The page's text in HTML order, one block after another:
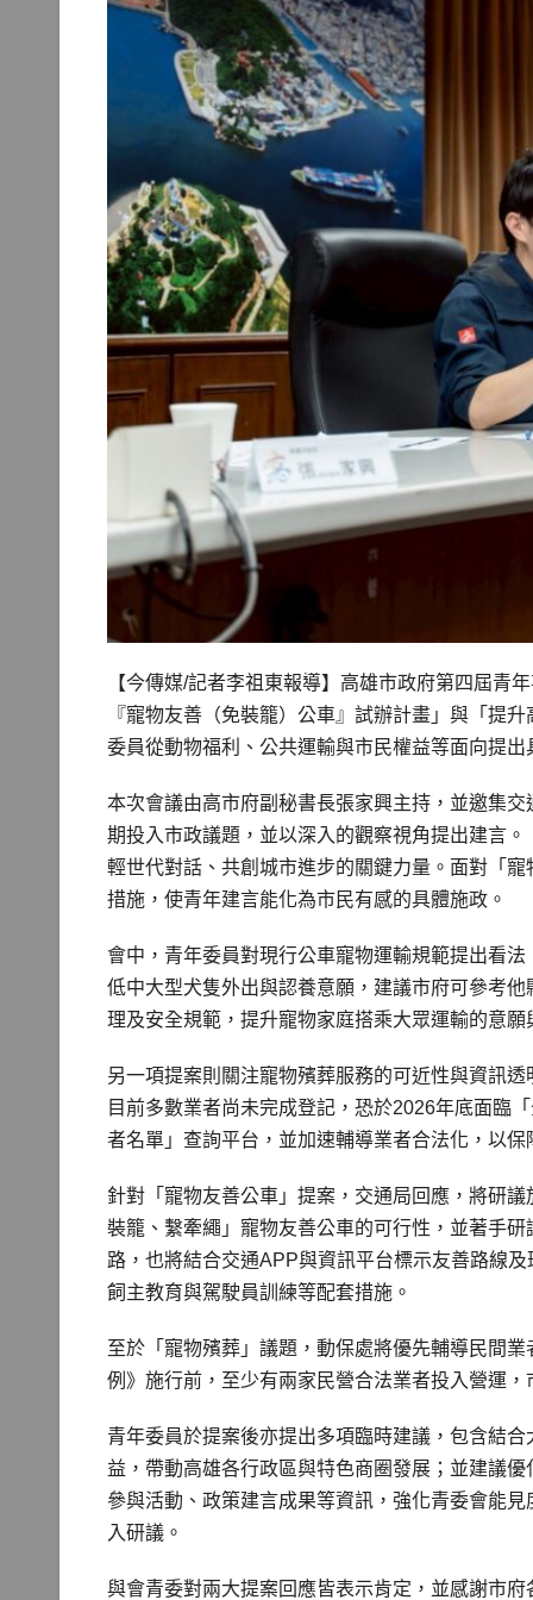
【今傳媒/記者李祖東報導】高雄市政府第四屆青
『寵物友善（免裝籠）公車』試辦計畫」與「提
委員從動物福利、公共運輸與市民權益等面向提
本次會議由高市府副秘書長張家興主持，並邀集
期投入市政議題，並以深入的觀察視角提出建言
輕世代對話、共創城市進步的關鍵力量。面對「
措施，使青年建言能化為市民有感的具體施政。
會中，青年委員對現行公車寵物運輸規範提出看
低中大型犬隻外出與認養意願，建議市府可參考
理及安全規範，提升寵物家庭搭乘大眾運輸的意
另一項提案則關注寵物殯葬服務的可近性與資訊
目前多數業者尚未完成登記，恐於2026年底面臨
者名單」查詢平台，並加速輔導業者合法化，以
針對「寵物友善公車」提案，交通局回應，將研
裝籠、繫牽繩」寵物友善公車的可行性，並著手
路，也將結合交通APP與資訊平台標示友善路線
飼主教育與駕駛員訓練等配套措施。
至於「寵物殯葬」議題，動保處將優先輔導民間
例》施行前，至少有兩家民營合法業者投入營運
青年委員於提案後亦提出多項臨時建議，包含結
益，帶動高雄各行政區與特色商圈發展；並建議
參與活動、政策建言成果等資訊，強化青委會能
入研議。
與會青委對兩大提案回應皆表示肯定，並感謝市